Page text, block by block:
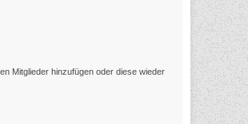
Mitglieder hinzufügen oder diese wieder